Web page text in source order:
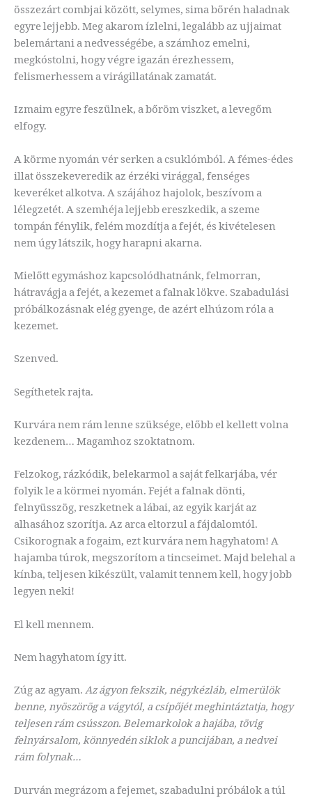
összezárt combjai között, selymes, sima bőrén haladnak
egyre lejjebb. Meg akarom ízlelni, legalább az ujjaimat
belemártani a nedvességébe, a számhoz emelni,
megkóstolni, hogy végre igazán érezhessem,
felismerhessem a virágillatának zamatát.
Izmaim egyre feszülnek, a bőröm viszket, a levegőm
elfogy.
A körme nyomán vér serken a csuklómból. A fémes-édes
illat összekeveredik az érzéki virággal, fenséges
keveréket alkotva. A szájához hajolok, beszívom a
lélegzetét. A szemhéja lejjebb ereszkedik, a szeme
tompán fénylik, felém mozdítja a fejét, és kivételesen
nem úgy látszik, hogy harapni akarna.
Mielőtt egymáshoz kapcsolódhatnánk, felmorran,
hátravágja a fejét, a kezemet a falnak lökve. Szabadulási
próbálkozásnak elég gyenge, de azért elhúzom róla a
kezemet.
Szenved.
Segíthetek rajta.
Kurvára nem rám lenne szüksége, előbb el kellett volna
kezdenem… Magamhoz szoktatnom.
Felzokog, rázkódik, belekarmol a saját felkarjába, vér
folyik le a körmei nyomán. Fejét a falnak dönti,
felnyüsszög, reszketnek a lábai, az egyik karját az
alhasához szorítja. Az arca eltorzul a fájdalomtól.
Csikorognak a fogaim, ezt kurvára nem hagyhatom! A
hajamba túrok, megszorítom a tincseimet. Majd belehal a
kínba, teljesen kikészült, valamit tennem kell, hogy jobb
legyen neki!
El kell mennem.
Nem hagyhatom így itt.
Zúg az agyam. Az ágyon fekszik, négykézláb, elmerülök
benne, nyöszörög a vágytól, a csípőjét meghintáztatja, hogy
teljesen rám csússzon. Belemarkolok a hajába, tövig
felnyársalom, könnyedén siklok a puncijában, a nedvei
rám folynak…
Durván megrázom a fejemet, szabadulni próbálok a túl